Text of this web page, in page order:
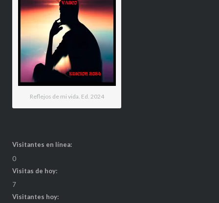
Reflejos de mi vida. Ed. 2024
Visitantes en línea:
0
Visitas de hoy:
7
Visitantes hoy: